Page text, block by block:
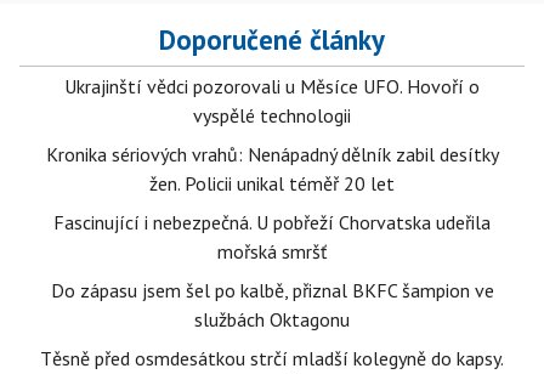
Doporučené články
Ukrajinští vědci pozorovali u Měsíce UFO. Hovoří o
vyspělé technologii
Kronika sériových vrahů: Nenápadný dělník zabil desítky
žen. Policii unikal téměř 20 let
Fascinující i nebezpečná. U pobřeží Chorvatska udeřila
mořská smršť
Do zápasu jsem šel po kalbě, přiznal BKFC šampion ve
službách Oktagonu
Těsně před osmdesátkou strčí mladší kolegyně do kapsy.